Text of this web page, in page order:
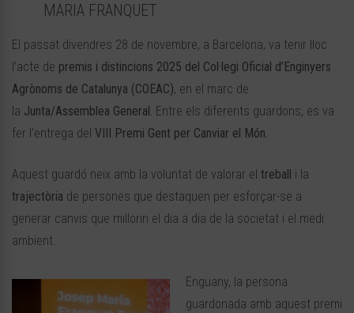
MARIA FRANQUET
El passat divendres 28 de novembre, a Barcelona, va tenir lloc
l’acte de premis i distincions 2025 del Col·legi Oficial d’Enginyers
Agrònoms de Catalunya (COEAC), en el marc de
la Junta/Assemblea General. Entre els diferents guardons, es va
fer l’entrega del VIII Premi Gent per Canviar el Món.
Aquest guardó neix amb la voluntat de valorar el treball
i la
trajectòria de persones que destaquen per esforçar-se a
generar canvis que millorin el dia a dia de la societat i el medi
ambient.
Enguany, la persona
guardonada amb aquest premi